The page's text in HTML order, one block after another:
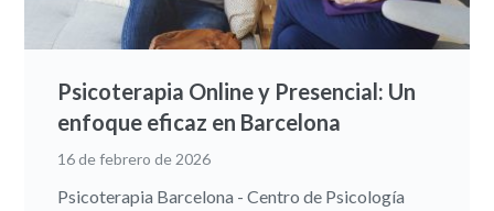
Psicoterapia Online y Presencial: Un
enfoque eficaz en Barcelona
16 de febrero de 2026
Psicoterapia Barcelona - Centro de Psicología